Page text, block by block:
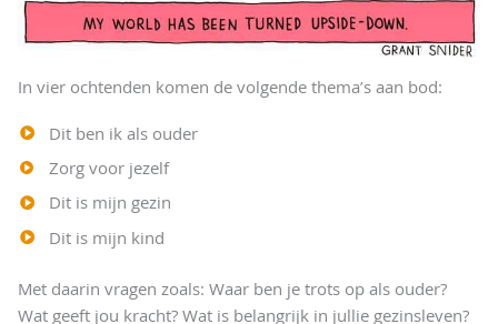
In vier ochtenden komen de volgende thema’s aan bod:
Dit ben ik als ouder
Zorg voor jezelf
Dit is mijn gezin
Dit is mijn kind
Met daarin vragen zoals: Waar ben je trots op als ouder?
Wat geeft jou kracht? Wat is belangrijk in jullie gezinsleven?